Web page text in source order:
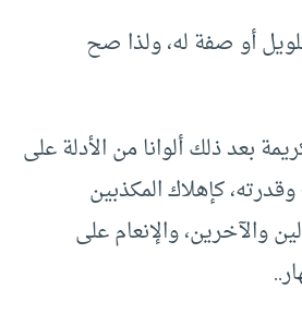
أو صفة له، ولذا صح
بعد ذلك ألوانا من الأدلة على
كإهلاك المكذبين
والآخرين، والإنعام على